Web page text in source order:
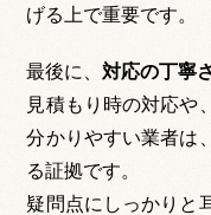
げる上で重要です。
最後に、対応の丁寧
見積もり時の対応や
分かりやすい業者は
る証拠です。
疑問点にしっかりと